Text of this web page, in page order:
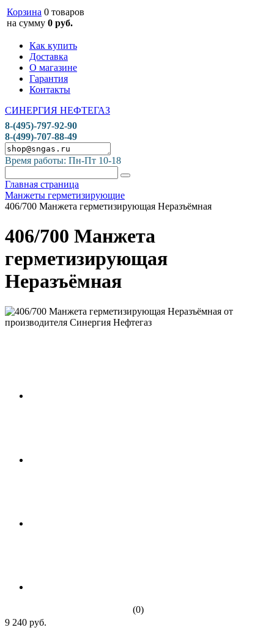
Корзина 0 товаров
на сумму 0 руб.
Как купить
Доставка
О магазине
Гарантия
Контакты
СИНЕРГИЯ НЕФТЕГАЗ
8-(495)-797-92-90
8-(499)-707-88-49
Время работы: Пн-Пт 10-18
Главная страница
Манжеты герметизирующие
406/700 Манжета герметизирующая Неразъёмная
406/700 Манжета
герметизирующая
Неразъёмная
(0)
9 240 руб.